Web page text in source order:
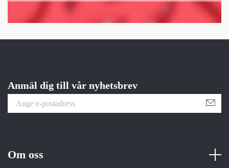
Anmäl dig till vår nyhetsbrev
Om oss